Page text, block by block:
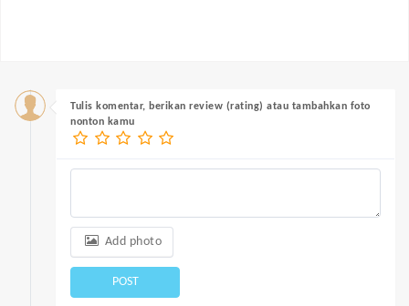
Tulis komentar, berikan review (rating) atau tambahkan foto
nonton kamu
Add photo
POST